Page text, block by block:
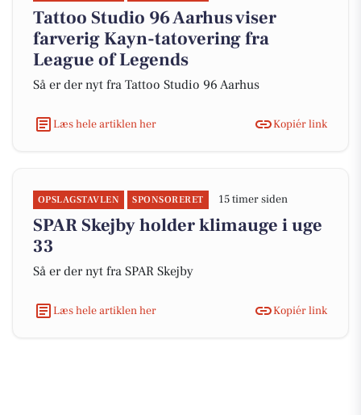
Tattoo Studio 96 Aarhus viser
farverig Kayn-tatovering fra
League of Legends
Så er der nyt fra Tattoo Studio 96 Aarhus
Læs hele artiklen her Kopiér link
OPSLAGSTAVLEN SPONSORERET 15 timer siden
SPAR Skejby holder klimauge i uge
33
Så er der nyt fra SPAR Skejby
Læs hele artiklen her Kopiér link